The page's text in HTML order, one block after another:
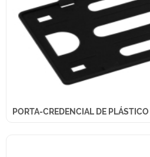
PORTA-CREDENCIAL DE PLÁSTICO